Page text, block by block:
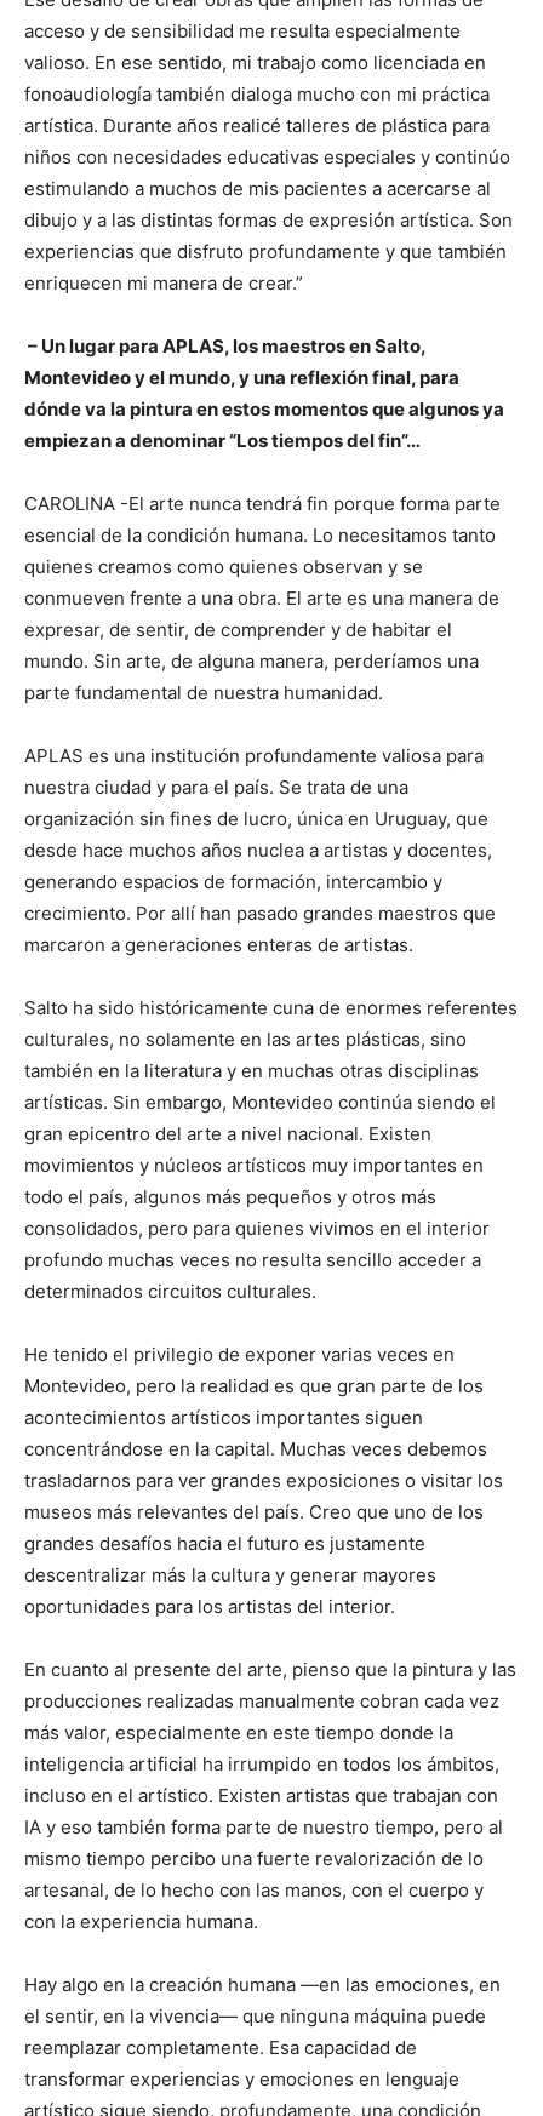
acceso y de sensibilidad me resulta especialmente
valioso. En ese sentido, mi trabajo como licenciada en
fonoaudiología también dialoga mucho con mi práctica
artística. Durante años realicé talleres de plástica para
niños con necesidades educativas especiales y continúo
estimulando a muchos de mis pacientes a acercarse al
dibujo y a las distintas formas de expresión artística. Son
experiencias que disfruto profundamente y que también
enriquecen mi manera de crear.”
– Un lugar para APLAS, los maestros en Salto,
Montevideo y el mundo, y una reflexión final, para
dónde va la pintura en estos momentos que algunos ya
empiezan a denominar “Los tiempos del fin”…
CAROLINA -El arte nunca tendrá fin porque forma parte
esencial de la condición humana. Lo necesitamos tanto
quienes creamos como quienes observan y se
conmueven frente a una obra. El arte es una manera de
expresar, de sentir, de comprender y de habitar el
mundo. Sin arte, de alguna manera, perderíamos una
parte fundamental de nuestra humanidad.
APLAS es una institución profundamente valiosa para
nuestra ciudad y para el país. Se trata de una
organización sin fines de lucro, única en Uruguay, que
desde hace muchos años nuclea a artistas y docentes,
generando espacios de formación, intercambio y
crecimiento. Por allí han pasado grandes maestros que
marcaron a generaciones enteras de artistas.
Salto ha sido históricamente cuna de enormes referentes
culturales, no solamente en las artes plásticas, sino
también en la literatura y en muchas otras disciplinas
artísticas. Sin embargo, Montevideo continúa siendo el
gran epicentro del arte a nivel nacional. Existen
movimientos y núcleos artísticos muy importantes en
todo el país, algunos más pequeños y otros más
consolidados, pero para quienes vivimos en el interior
profundo muchas veces no resulta sencillo acceder a
determinados circuitos culturales.
He tenido el privilegio de exponer varias veces en
Montevideo, pero la realidad es que gran parte de los
acontecimientos artísticos importantes siguen
concentrándose en la capital. Muchas veces debemos
trasladarnos para ver grandes exposiciones o visitar los
museos más relevantes del país. Creo que uno de los
grandes desafíos hacia el futuro es justamente
descentralizar más la cultura y generar mayores
oportunidades para los artistas del interior.
En cuanto al presente del arte, pienso que la pintura y las
producciones realizadas manualmente cobran cada vez
más valor, especialmente en este tiempo donde la
inteligencia artificial ha irrumpido en todos los ámbitos,
incluso en el artístico. Existen artistas que trabajan con
IA y eso también forma parte de nuestro tiempo, pero al
mismo tiempo percibo una fuerte revalorización de lo
artesanal, de lo hecho con las manos, con el cuerpo y
con la experiencia humana.
Hay algo en la creación humana —en las emociones, en
el sentir, en la vivencia— que ninguna máquina puede
reemplazar completamente. Esa capacidad de
transformar experiencias y emociones en lenguaje
artístico sigue siendo, profundamente, una condición